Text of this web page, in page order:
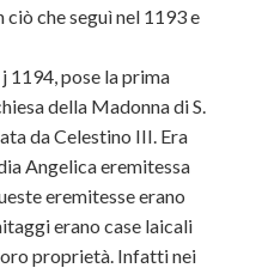
che seguì nel 1193 e
1194, pose la prima
della Madonna di S.
da Celestino III. Era
Angelica eremitessa
eremitesse erano
erano case laicali
proprietà. Infatti nei